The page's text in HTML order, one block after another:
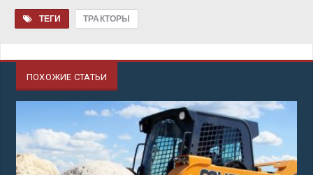
ТЕГИ ТРАКТОРЫ
ПОХОЖИЕ СТАТЬИ